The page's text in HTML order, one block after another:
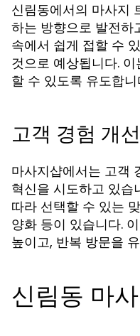
신림동에서의 마사지
하는 방향으로 발전하
속에서 쉽게 접할 수
것으로 예상됩니다.
할 수 있도록 유도합니
고객 경험 개
마사지샵에서는 고객
혁신을 시도하고 있습
따라 선택할 수 있는
양화 등이 있습니다.
높이고, 반복 방문을
신림동 마